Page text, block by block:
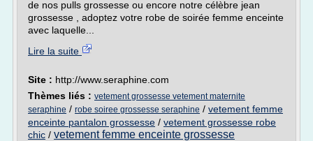
de nos pulls grossesse ou encore notre célèbre jean
grossesse , adoptez votre robe de soirée femme enceinte
avec laquelle...
Lire la suite
Site : http://www.seraphine.com
Thèmes liés : vetement grossesse vetement maternite
seraphine / robe soiree grossesse seraphine / vetement femme
enceinte pantalon grossesse / vetement grossesse robe
chic / vetement femme enceinte grossesse